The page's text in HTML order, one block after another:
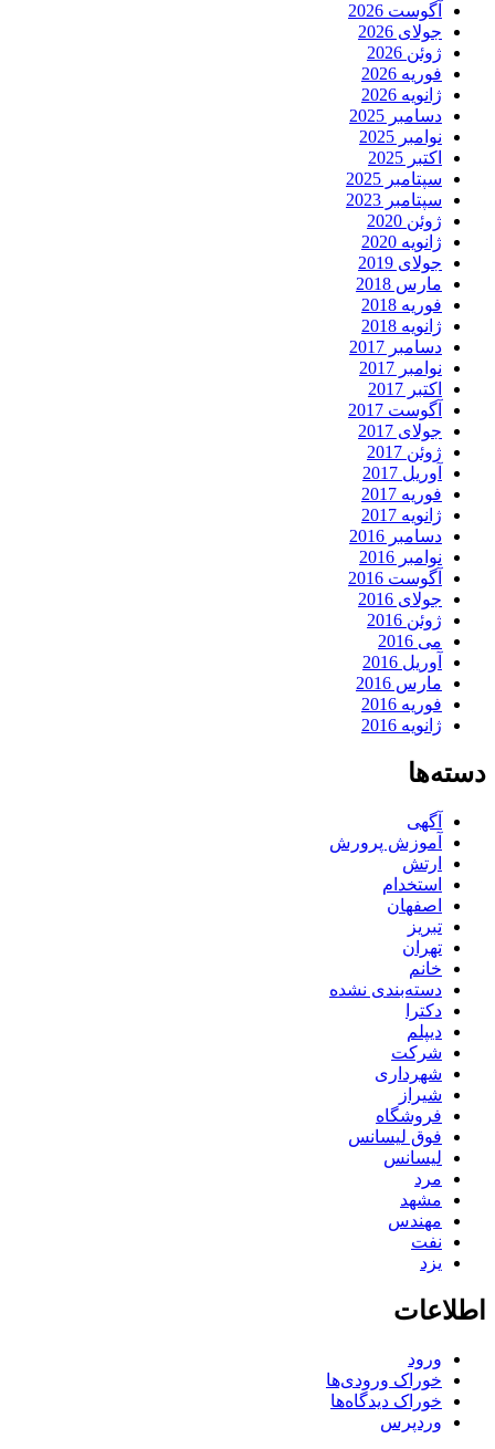
آگوست 2026
جولای 2026
ژوئن 2026
فوریه 2026
ژانویه 2026
دسامبر 2025
نوامبر 2025
اکتبر 2025
سپتامبر 2025
سپتامبر 2023
ژوئن 2020
ژانویه 2020
جولای 2019
مارس 2018
فوریه 2018
ژانویه 2018
دسامبر 2017
نوامبر 2017
اکتبر 2017
آگوست 2017
جولای 2017
ژوئن 2017
آوریل 2017
فوریه 2017
ژانویه 2017
دسامبر 2016
نوامبر 2016
آگوست 2016
جولای 2016
ژوئن 2016
می 2016
آوریل 2016
مارس 2016
فوریه 2016
ژانویه 2016
دسته‌ها
آگهی
آموزش پرورش
ارتش
استخدام
اصفهان
تبریز
تهران
خانم
دسته‌بندی نشده
دکترا
دیپلم
شرکت
شهرداری
شیراز
فروشگاه
فوق لیسانس
لیسانس
مرد
مشهد
مهندس
نفت
یزد
اطلاعات
ورود
خوراک ورودی‌ها
خوراک دیدگاه‌ها
وردپرس